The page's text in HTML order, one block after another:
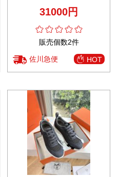
31000円
販売個数2件
佐川急便 HOT